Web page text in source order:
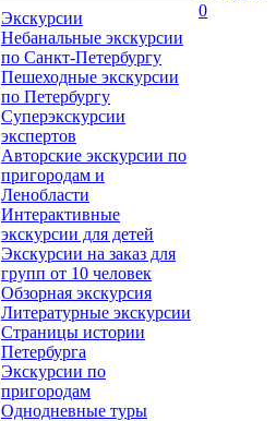
Экскурсии
Небанальные экскурсии
по Санкт-Петербургу
Пешеходные экскурсии
по Петербургу
Суперэкскурсии
экспертов
Авторские экскурсии по
пригородам и
Ленобласти
Интерактивные
экскурсии для детей
Экскурсии на заказ для
групп от 10 человек
Обзорная экскурсия
Литературные экскурсии
Страницы истории
Петербурга
Экскурсии по
пригородам
Однодневные туры
0